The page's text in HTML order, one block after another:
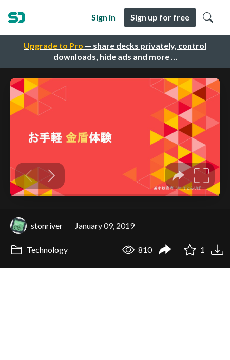
Upgrade to Pro — share decks privately, control
downloads, hide ads and more …
Sign in Sign up for free
stonriver January 09, 2019
Technology 810 1